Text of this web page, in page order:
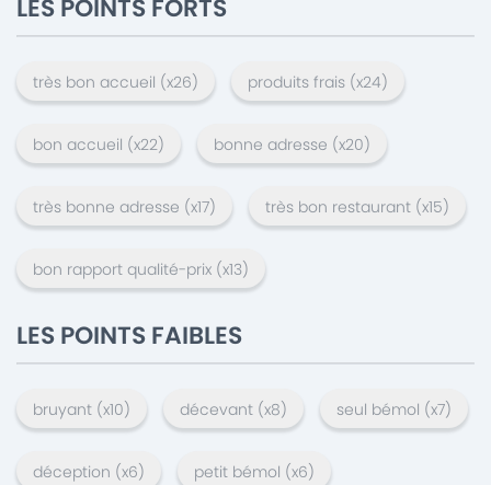
LES POINTS FORTS
très bon accueil (x26) produits frais (x24)
bon accueil (x22) bonne adresse (x20)
très bonne adresse (x17) très bon restaurant (x15)
bon rapport qualité-prix (x13)
LES POINTS FAIBLES
bruyant (x10) décevant (x8) seul bémol (x7)
déception (x6) petit bémol (x6)